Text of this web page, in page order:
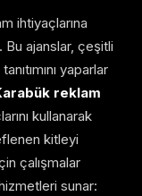
ihtiyaçlarına
ajanslar, çeşitli
yaparlar
reklam
kullanarak
kitleyi
çalışmalar
sunar: